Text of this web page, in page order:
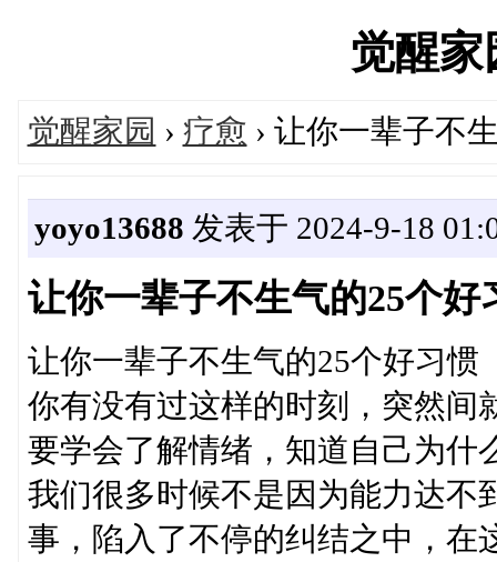
觉醒
觉醒家园 › 疗愈 › 让你一辈子不
yoyo13688 发表于 2024-9-18
让你一辈子不生气的25个好
让你一辈子不生气的25个好习惯
你有没有过这样的时刻，突然间
要学会了解情绪，知道自己为什
我们很多时候不是因为能力达不
事，陷入了不停的纠结之中，在